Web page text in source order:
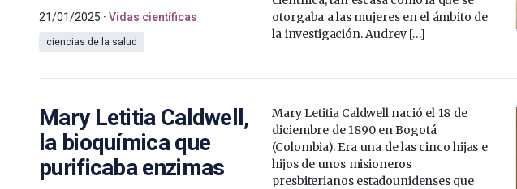
21/01/2025 Vidas científicas
ciencias de la salud
otorgaba a las mujeres en el ámbito de
la investigación. Audrey […]
Mary Letitia Caldwell,
la bioquímica que
purificaba enzimas
Mary Letitia Caldwell nació el 18 de
diciembre de 1890 en Bogotá
(Colombia). Era una de las cinco hijas e
hijos de unos misioneros
presbiterianos estadounidenses que